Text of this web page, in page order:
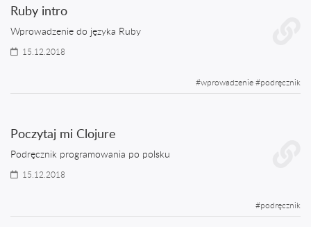
Ruby intro
Wprowadzenie do języka Ruby
15.12.2018
#wprowadzenie#podręcznik
Poczytaj mi Clojure
Podręcznik programowania po polsku
15.12.2018
#podręcznik